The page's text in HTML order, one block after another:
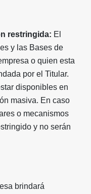
restringida: El
y las Bases de
o quien esta
por el Titular.
disponibles en
masiva. En caso
o mecanismos
y no serán
brindará